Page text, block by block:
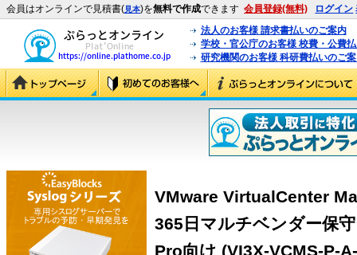
会員はオンラインで見積書(見本)を無料で作成できます 会員登録(無料) ログイン
法人のお客様 請求書払いのご案内
学校・官公庁のお客様 校費・公費
研究機関のお客様 科研費払いのご
VMware VirtualCenter
365日マルチベンダー保
Pro向け (VI3X-VCMS-P-